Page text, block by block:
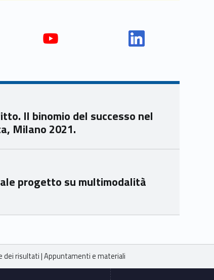
Unio
e
Ven
Unio
e
Il binomio del successo nel
Milano 2021.
progetto su multimodalità
dei risultati | Appuntamenti e materiali